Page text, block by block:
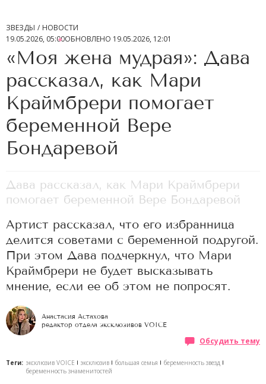
ЗВЕЗДЫ
НОВОСТИ
19.05.2026, 05:00ОБНОВЛЕНО 19.05.2026, 12:01
«Моя жена мудрая»: Дава
рассказал, как Мари
Краймбрери помогает
беременной Вере
Бондаревой
Дава рассказал, как Мари Краймбрери
помогает беременной Вере Бондаревой
Артист рассказал, что его избранница
делится советами с беременной подругой.
При этом Дава подчеркнул, что Мари
Краймбрери не будет высказывать
мнение, если ее об этом не попросят.
Анастасия Астахова
редактор отдела эксклюзивов VOICE
Обсудить тему
Теги: эксклюзив VOICE эксклюзив большая семья
беременность звезд
беременность знаменитостей